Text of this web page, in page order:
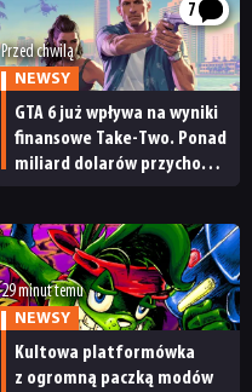
7
Przed chwilą
NEWSY
GTA 6 już wpływa na wyniki
finansowe Take-Two. Ponad
miliard dolarów przychodu
29 minut temu
NEWSY
Kultowa platformówka
z ogromną paczką modów